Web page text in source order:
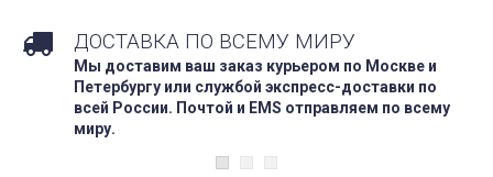
ДОСТАВКА ПО ВСЕМУ МИРУ
Мы доставим ваш заказ курьером по Москве и
Петербургу или службой экспресс-доставки по
всей России. Почтой и EMS отправляем по всему
миру.